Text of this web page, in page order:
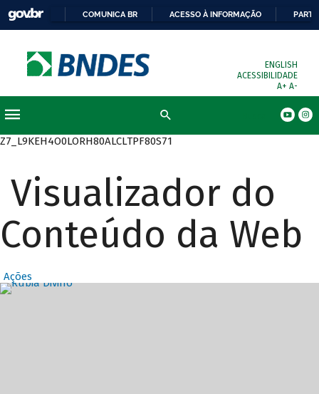
COMUNICA BR ACESSO À INFORMAÇÃO
ENGLISH
ACESSIBILIDADE
A+ A-
Z7_L9KEH4O0LORH80ALCLTPF80S71
Visualizador do
Conteúdo da Web
Ações
Destaques